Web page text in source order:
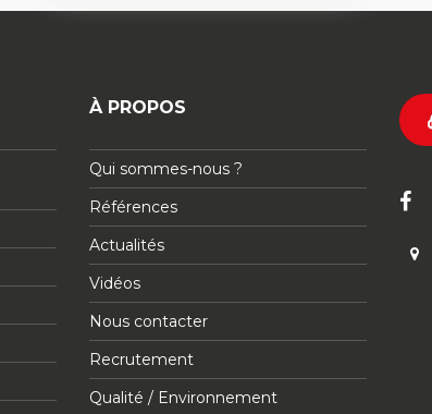
À PROPOS
Qui sommes-nous ?
Références
Actualités
Vidéos
Nous contacter
Recrutement
Qualité / Environnement